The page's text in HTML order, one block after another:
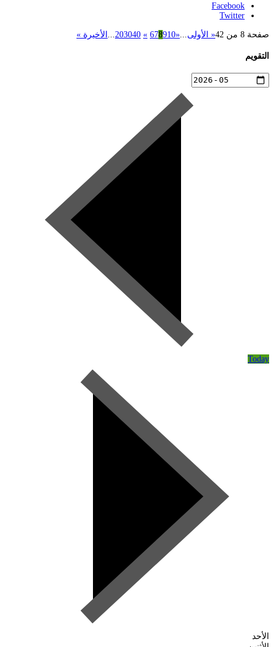
Facebook
Twitter
صفحة 8 من 42 « الأولى «
678910
»
203040 الأخيرة »
التقويم
Today
الأحد